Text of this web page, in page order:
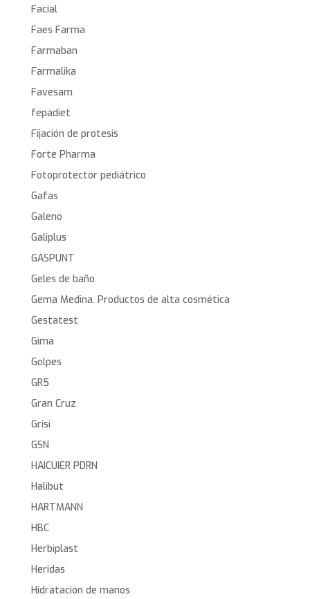
Facial
Faes Farma
Farmaban
Farmalika
Favesam
fepadiet
Fijación de protesis
Forte Pharma
Fotoprotector pediátrico
Gafas
Galeno
Galiplus
GASPUNT
Geles de baño
Gema Medina. Productos de alta cosmética
Gestatest
Gima
Golpes
GR5
Gran Cruz
Grisi
GSN
HAICUIER PDRN
Halibut
HARTMANN
HBC
Herbiplast
Heridas
Hidratación de manos